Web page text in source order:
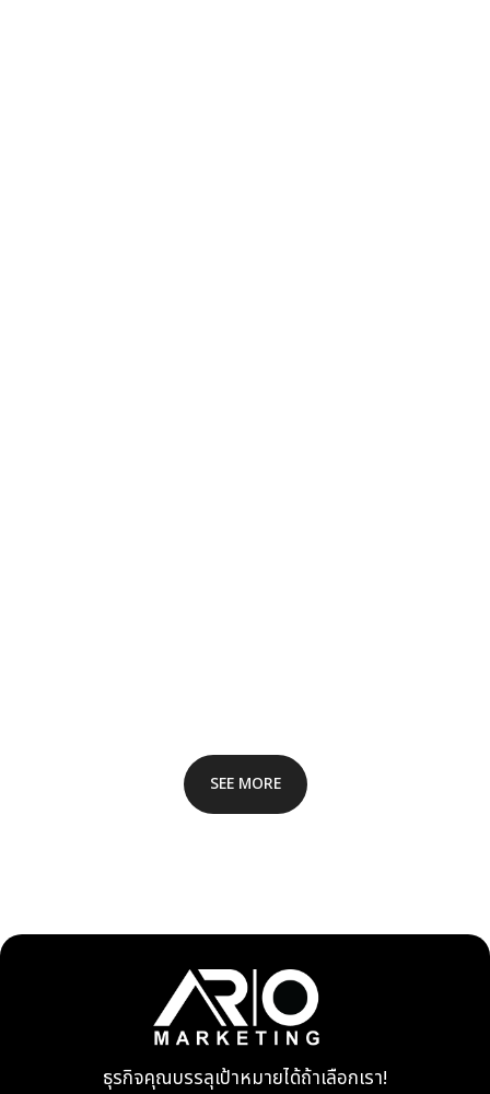
SEE MORE
ธุรกิจคุณบรรลุเป้าหมายได้ถ้าเลือกเรา!